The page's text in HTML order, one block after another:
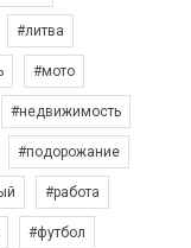
#литва
#мото
#недвижимость
#подорожание
#работа
#футбол